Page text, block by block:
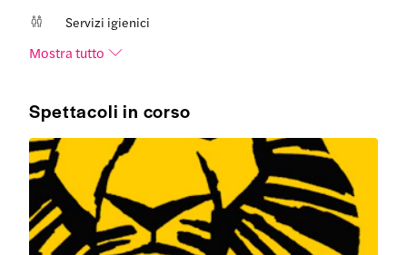
Servizi igienici
Mostra tutto
Spettacoli in corso